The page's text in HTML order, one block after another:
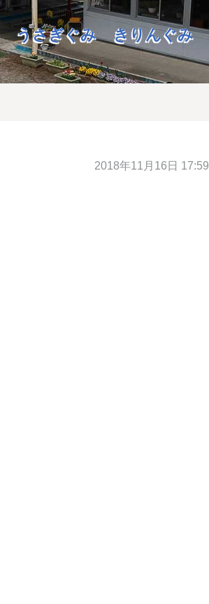
うさぎぐみ きりんぐみ
2018年11月16日 17:59